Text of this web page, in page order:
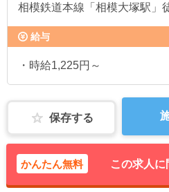
相模鉄道本線「相模大塚駅」
給与
・時給1,225円～
保存する
かんたん無料 この求人